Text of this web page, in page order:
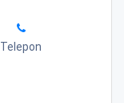
Telepon